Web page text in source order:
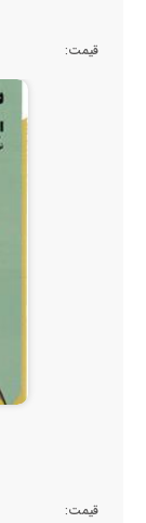
قیمت:
قیمت: